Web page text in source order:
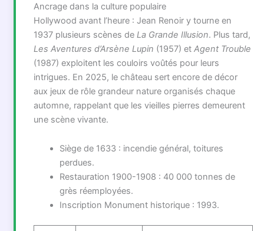
Ancrage dans la culture populaire
Hollywood avant l’heure : Jean Renoir y tourne en
1937 plusieurs scènes de La Grande Illusion. Plus tard,
Les Aventures d’Arsène Lupin (1957) et Agent Trouble
(1987) exploitent les couloirs voûtés pour leurs
intrigues. En 2025, le château sert encore de décor
aux jeux de rôle grandeur nature organisés chaque
automne, rappelant que les vieilles pierres demeurent
une scène vivante.
Siège de 1633 : incendie général, toitures
perdues.
Restauration 1900-1908 : 40 000 tonnes de
grès réemployées.
Inscription Monument historique : 1993.